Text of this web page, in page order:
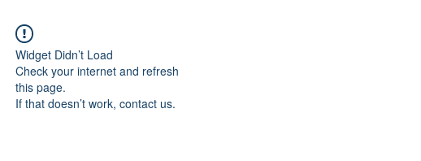
Widget Didn’t Load
Check your internet and refresh
this page.
If that doesn’t work, contact us.